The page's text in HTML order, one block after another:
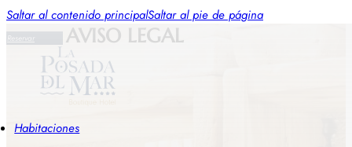
Saltar al contenido principalSaltar al pie de página
Reservar
Habitaciones
AVISO LEGAL